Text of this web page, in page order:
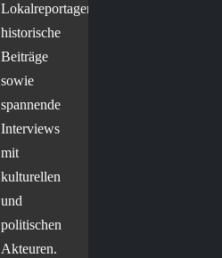
Lokalreportagen,
historische
Beiträge
sowie
spannende
Interviews
mit
kulturellen
und
politischen
Akteuren.